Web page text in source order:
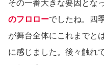
その一番大きな要因とな
のフロローでしたね。四
が舞台全体にこれまでと
に感じました。後々触れ